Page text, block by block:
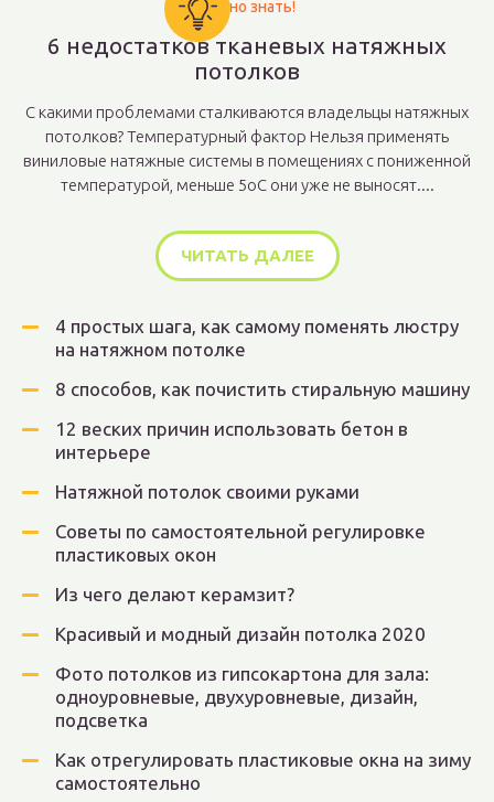
Важно знать!
6 недостатков тканевых натяжных
потолков
С какими проблемами сталкиваются владельцы натяжных
потолков? Температурный фактор Нельзя применять
виниловые натяжные системы в помещениях с пониженной
температурой, меньше 5оС они уже не выносят....
ЧИТАТЬ ДАЛЕЕ
4 простых шага, как самому поменять люстру
на натяжном потолке
8 способов, как почистить стиральную машину
12 веских причин использовать бетон в
интерьере
Натяжной потолок своими руками
Советы по самостоятельной регулировке
пластиковых окон
Из чего делают керамзит?
Красивый и модный дизайн потолка 2020
Фото потолков из гипсокартона для зала:
одноуровневые, двухуровневые, дизайн,
подсветка
Как отрегулировать пластиковые окна на зиму
самостоятельно